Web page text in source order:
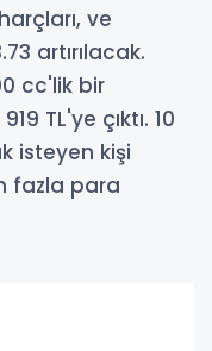
ve
artırılacak.
cc'lik bir
TL'ye çıktı. 10
isteyen kişi
fazla para